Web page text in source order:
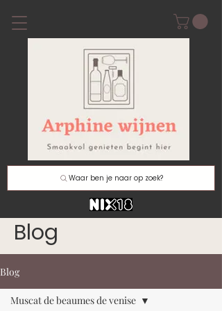
Waar ben je naar op zoek?
Blog
Blog
Muscat de beaumes de venise